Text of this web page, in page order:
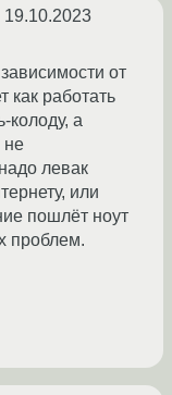
19.10.2023
от
как работать
колоду, а
не
левак
или
пошлёт ноут
проблем.